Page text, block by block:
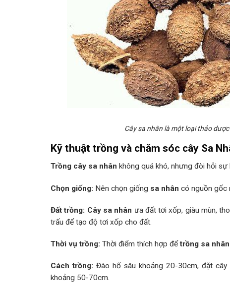
Cây sa nhân là một loại thảo
Kỹ thuật trồng và chăm sóc cây Sa
Trồng cây sa nhân không quá khó, nhưng đòi hỏi
Chọn giống: Nên chọn giống sa nhân có nguồn gốc
Đất trồng: Cây sa nhân ưa đất tơi xốp, giàu mùn,
trấu để tạo độ tơi xốp cho đất.
Thời vụ trồng: Thời điểm thích hợp đểtrồng sa nhân
Cách trồng: Đào hố sâu khoảng 20-30cm, đặt
khoảng 50-70cm.